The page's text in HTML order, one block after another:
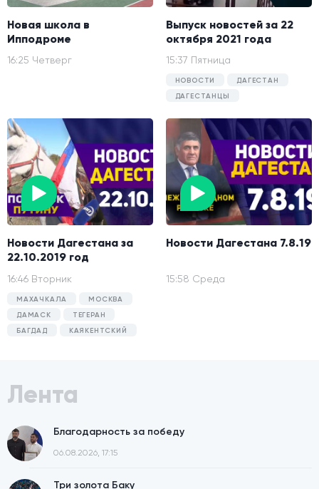
Новая школа в
Ипподроме
16:25 Четверг
Выпуск новостей за 22
октября 2021 года
15:37 Пятница
НОВОСТИ
ДАГЕСТАН
ДАГЕСТАНЦЫ
Новости Дагестана за
22.10.2019 год
16:46 Вторник
МАХАЧКАЛА
МОСКВА
ДАМАСК
ТЕГЕРАН
БАГДАД
КАЯКЕНТСКИЙ
Новости Дагестана 7.8.19
15:58 Среда
Лента
Благодарность за победу
06.08.2026, 17:15
Три золота Баку